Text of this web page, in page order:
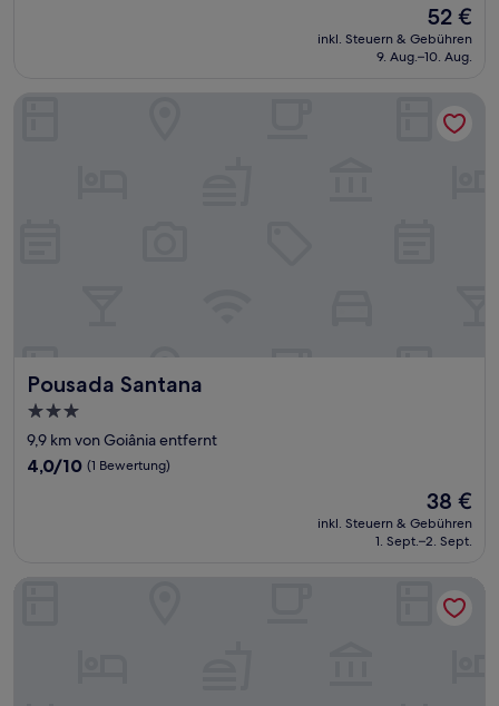
Der
Preis
beträgt
52 €
inkl. Steuern & Gebühren
9. Aug.–10. Aug.
Pousada Santana
Pousada Santana
3.0-
Sterne-
Unterkunft
9,9 km von Goiânia entfernt
4.0
4,0/10 (1 Bewertung)
Der
Preis
beträgt
38 €
inkl. Steuern & Gebühren
1. Sept.–2. Sept.
Pousada Santana